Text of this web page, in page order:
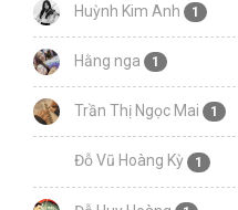
Huỳnh Kim Anh 1
Hằng nga 1
Trần Thị Ngọc Mai 1
Đỗ Vũ Hoàng Kỳ 1